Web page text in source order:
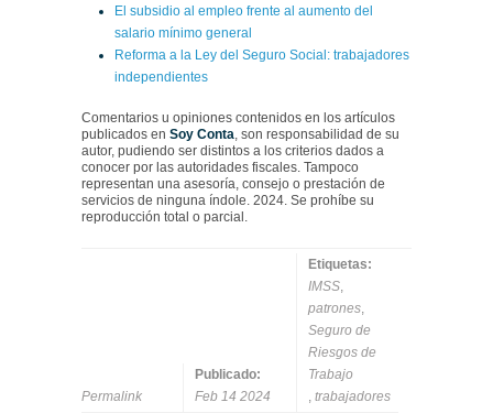
El subsidio al empleo frente al aumento del
salario mínimo general
Reforma a la Ley del Seguro Social: trabajadores
independientes
Comentarios u opiniones contenidos en los artículos
publicados en Soy Conta, son responsabilidad de su
autor, pudiendo ser distintos a los criterios dados a
conocer por las autoridades fiscales. Tampoco
representan una asesoría, consejo o prestación de
servicios de ninguna índole. 2024. Se prohíbe su
reproducción total o parcial.
Permalink
Publicado:
Feb 14 2024
Etiquetas:
IMSS,
patrones,
Seguro de
Riesgos de
Trabajo
, trabajadores